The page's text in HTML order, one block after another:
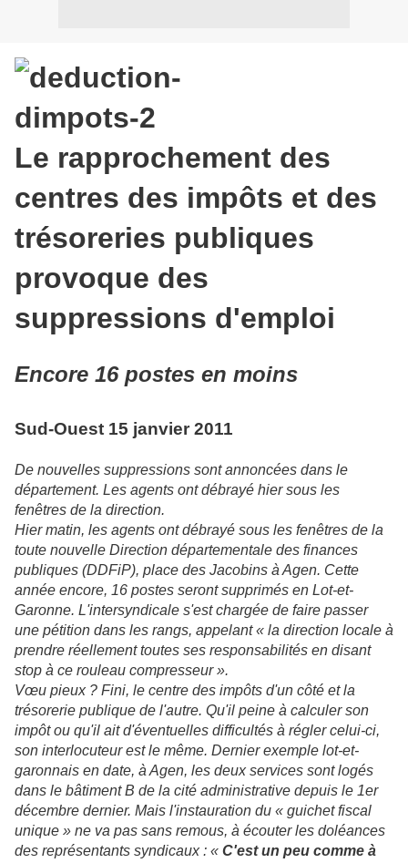
Le rapprochement des
centres des impôts et des
trésoreries publiques
provoque des
suppressions d'emploi
Encore 16 postes en moins
Sud-Ouest 15 janvier 2011
De nouvelles suppressions sont annoncées dans le
département. Les agents ont débrayé hier sous les
fenêtres de la direction.
Hier matin, les agents ont débrayé sous les fenêtres de la
toute nouvelle Direction départementale des finances
publiques (DDFiP), place des Jacobins à Agen. Cette
année encore, 16 postes seront supprimés en Lot-et-
Garonne. L'intersyndicale s'est chargée de faire passer
une pétition dans les rangs, appelant « la direction locale à
prendre réellement toutes ses responsabilités en disant
stop à ce rouleau compresseur ».
Vœu pieux ? Fini, le centre des impôts d'un côté et la
trésorerie publique de l'autre. Qu'il peine à calculer son
impôt ou qu'il ait d'éventuelles difficultés à régler celui-ci,
son interlocuteur est le même. Dernier exemple lot-et-
garonnais en date, à Agen, les deux services sont logés
dans le bâtiment B de la cité administrative depuis le 1er
décembre dernier. Mais l'instauration du « guichet fiscal
unique » ne va pas sans remous, à écouter les doléances
des représentants syndicaux : « C'est un peu comme à